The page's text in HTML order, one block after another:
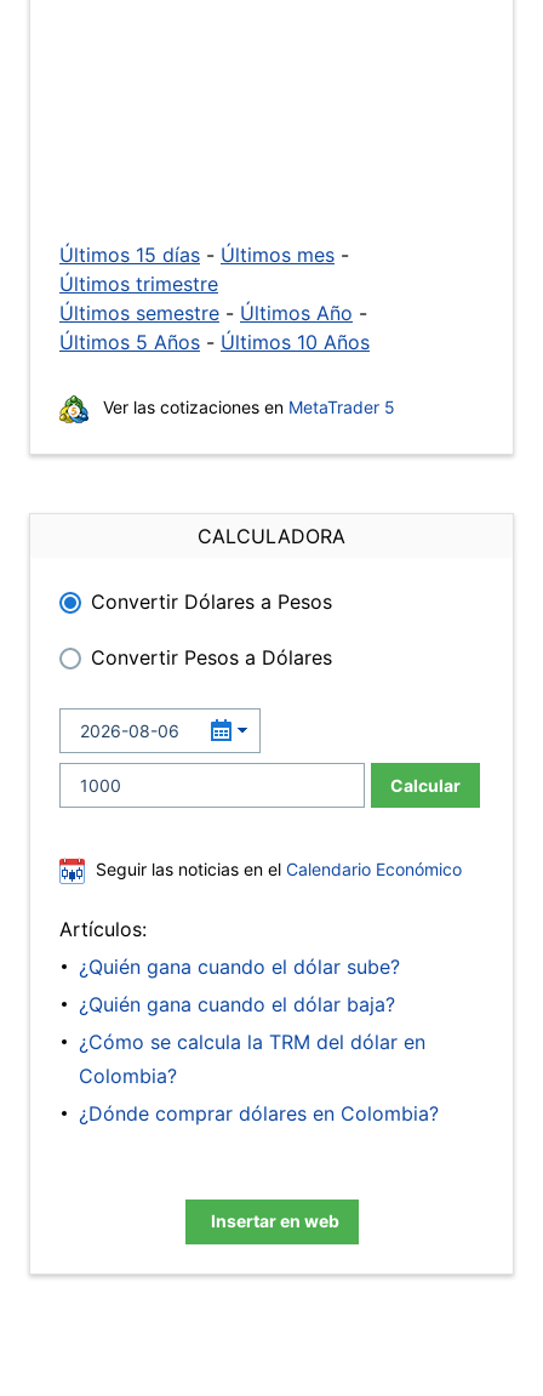
Últimos 15 días - Últimos mes -
Últimos trimestre
Últimos semestre - Últimos Año -
Últimos 5 Años - Últimos 10 Años
Ver las cotizaciones en MetaTrader 5
CALCULADORA
Convertir Dólares a Pesos
Convertir Pesos a Dólares
Calcular
Seguir las noticias en el Calendario Económico
Artículos:
¿Quién gana cuando el dólar sube?
¿Quién gana cuando el dólar baja?
¿Cómo se calcula la TRM del dólar en
Colombia?
¿Dónde comprar dólares en Colombia?
Insertar en web